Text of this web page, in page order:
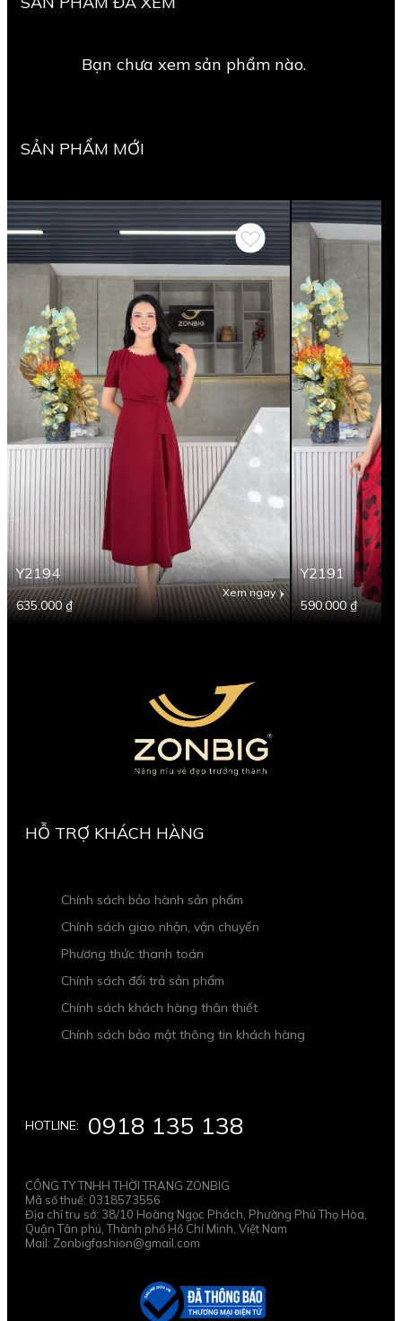
Bạn chưa xem sản phẩm nào.
SẢN PHẨM MỚI
635.000 ₫
Xem ngay
Y2194
590.000 ₫
Y2191
HOTLINE: 0918 135 138
CÔNG TY TNHH THỜI TRANG ZONBIG
Mã số thuế: 0318573556
Địa chỉ trụ sở: 38/10 Hoàng Ngọc Phách, Phường Phú Thọ Hòa,
Quận Tân phú, Thành phố Hồ Chí Minh, Việt Nam
Mail: Zonbigfashion@gmail.com
HỖ TRỢ KHÁCH HÀNG
Chính sách bảo hành sản phẩm
Chính sách giao nhận, vận chuyển
Phương thức thanh toán
Chính sách đổi trả sản phẩm
Chính sách khách hàng thân thiết
Chính sách bảo mật thông tin khách hàng